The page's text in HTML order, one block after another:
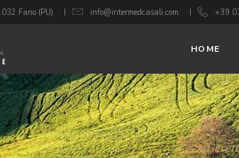
Fano (PU) info@intermedcasali.com +39
HOME